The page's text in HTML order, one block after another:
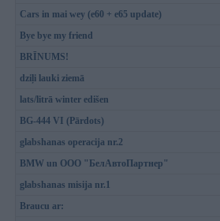
Cars in mai wey (e60 + e65 update)
Bye bye my friend
BRĪNUMS!
dziļi lauki ziemā
lats/litrā winter edišen
BG-444 VI (Pārdots)
glabshanas operacija nr.2
BMW un OOO "БелАвтоПартнер"
glabshanas misija nr.1
Braucu ar: